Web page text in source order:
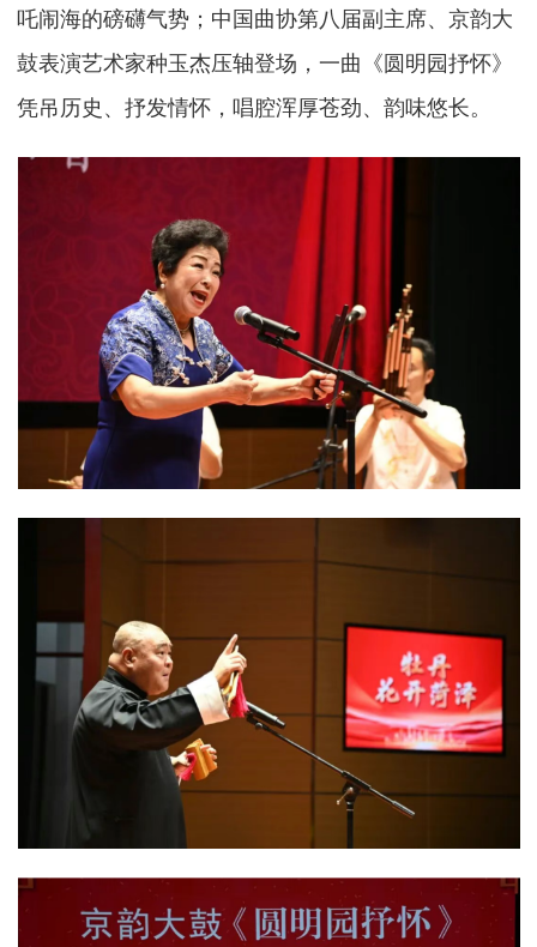
吒闹海的磅礴气势；中国曲协第八届副主席、京韵大
鼓表演艺术家种玉杰压轴登场，一曲《圆明园抒怀》
凭吊历史、抒发情怀，唱腔浑厚苍劲、韵味悠长。